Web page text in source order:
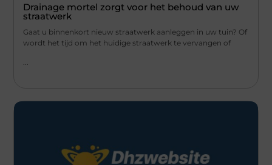
Drainage mortel zorgt voor het behoud van uw
straatwerk
Gaat u binnenkort nieuw straatwerk aanleggen in uw tuin? Of
wordt het tijd om het huidige straatwerk te vervangen of
...